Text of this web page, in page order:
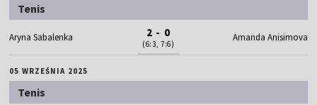
Tenis
Aryna Sabalenka 2 - 0
(6:3, 7:6)
Amanda Anisimova
05 WRZEŚNIA 2025
Tenis